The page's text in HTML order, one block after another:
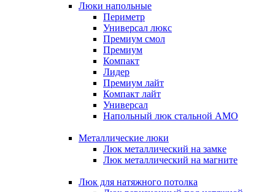
Люки напольные
Периметр
Универсал люкс
Премиум смол
Премиум
Компакт
Лидер
Премиум лайт
Компакт лайт
Универсал
Напольный люк стальной АМО
Металлические люки
Люк металлический на замке
Люк металлический на магните
Люк для натяжного потолка